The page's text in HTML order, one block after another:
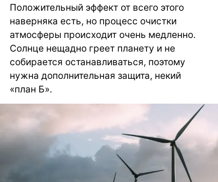
Положительный эффект от всего этого
наверняка есть, но процесс очистки
атмосферы происходит очень медленно.
Солнце нещадно греет планету и не
собирается останавливаться, поэтому
нужна дополнительная защита, некий
«план Б».